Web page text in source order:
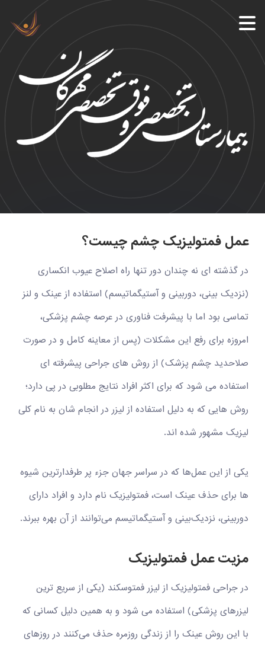
عمل فمتولیزیک چشم چیست؟
در گذشته ای نه چندان دور تنها راه اصلاح عیوب انکساری
(نزدیک بینی، دوربینی و آستیگماتیسم) استفاده از عینک و لنز
تماسی بود اما با پیشرفت فناوری در عرصه چشم پزشکی،
امروزه برای رفع این مشکلات (پس از معاینه کامل و در صورت
صلاحدید چشم پزشک) از روش های جراحی پیشرفته ای
استفاده می شود که برای اکثر افراد نتایج مطلوبی در پی دارد؛
روش هایی که به دلیل استفاده از لیزر در انجام شان به نام کلی
لیزیک مشهور شده اند.
یکی از این عمل‌ها که در سراسر جهان جزء پر طرفدارترین شیوه
ها برای حذف عینک است، فمتولیزیک نام دارد و افراد دارای
دوربینی، نزدیک‌بینی و آستیگماتیسم می‌توانند از آن بهره ببرند.
مزیت عمل فمتولیزیک
در جراحی فمتولیزیک از لیزر فمتوسکند (یکی از سریع ترین
لیزرهای پزشکی) استفاده می شود و به همین دلیل کسانی که
با این روش عینک را از زندگی روزمره حذف می‌کنند در روزهای